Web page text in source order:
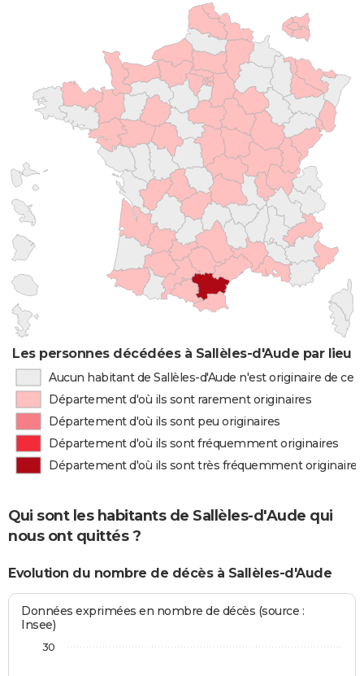
Les personnes décédées à Sallèles-d'Aude par lieu
Aucun habitant de Sallèles-d'Aude n'est originaire de ce
Département d'où ils sont rarement originaires
Département d'où ils sont peu originaires
Département d'où ils sont fréquemment originaires
Département d'où ils sont très fréquemment originaires
Qui sont les habitants de Sallèles-d'Aude qui
nous ont quittés ?
Evolution du nombre de décès à Sallèles-d'Aude
Données exprimées en nombre de décès (source :
Insee)
30